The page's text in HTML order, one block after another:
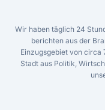
Wir haben täglich 24
berichten aus der
Einzugsgebiet von circa
Stadt aus Politik,